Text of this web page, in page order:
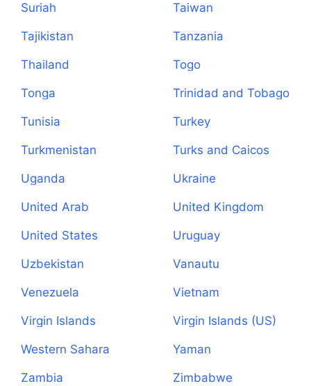
Suriah Taiwan
Tajikistan Tanzania
Thailand Togo
Tonga Trinidad and Tobago
Tunisia Turkey
Turkmenistan
Turks and Caicos
Uganda Ukraine
United Arab
United Kingdom
United States Uruguay
Uzbekistan Vanautu
Venezuela Vietnam
Virgin Islands
Virgin Islands (US)
Western Sahara Yaman
Zambia Zimbabwe